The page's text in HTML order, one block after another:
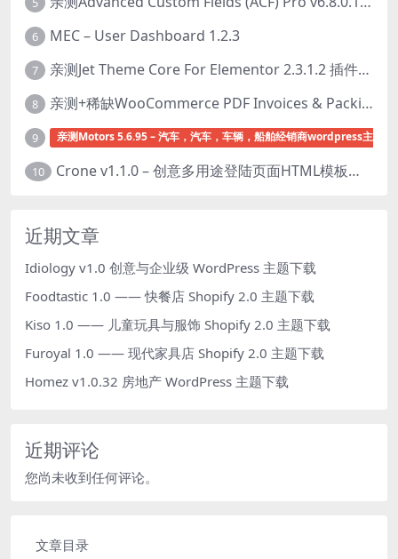
6 MEC – User Dashboard 1.2.3
7 亲测Jet Theme Core For Elementor 2.3.1.2 插件下载
8 亲测+稀缺WooCommerce PDF Invoices & Packing Slips Professional v2.20.0 + Templates v2.25.1 [by WpOverNight] WooCommerce PDF 发票和装箱单插件下载
9 亲测Motors 5.6.95 – 汽车，汽车，车辆，船舶经销商wordpress主题下
10 Crone v1.1.0 – 创意多用途登陆页面HTML模板下载
近期文章
Idiology v1.0 创意与企业级 WordPress 主题下载
Foodtastic 1.0 —— 快餐店 Shopify 2.0 主题下载
Kiso 1.0 —— 儿童玩具与服饰 Shopify 2.0 主题下载
Furoyal 1.0 —— 现代家具店 Shopify 2.0 主题下载
Homez v1.0.32 房地产 WordPress 主题下载
近期评论
您尚未收到任何评论。
文章目录